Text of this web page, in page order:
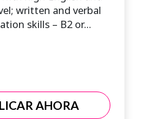
written and verbal
skills – B2 or...
AHORA